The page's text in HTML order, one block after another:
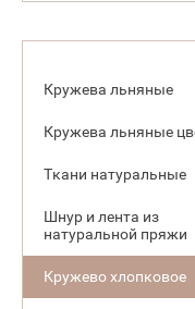
Кружева льняные
Кружева льняные
Ткани натуральные
Шнур и лента из
натуральной пряжи
Кружево хлопковое